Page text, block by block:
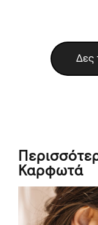
Δες
Καρφωτά